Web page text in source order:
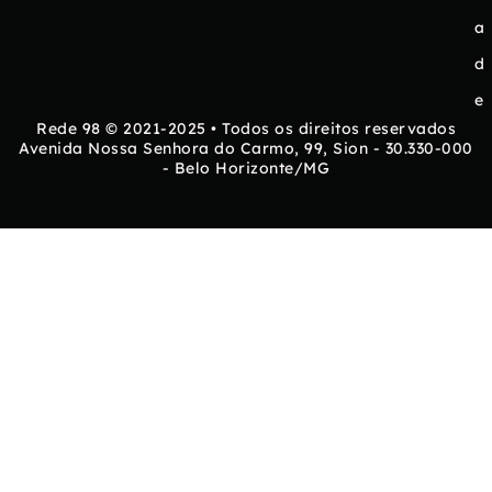
a
d
e
Rede 98 © 2021-2025 • Todos os direitos reservados
Avenida Nossa Senhora do Carmo, 99, Sion - 30.330-000
- Belo Horizonte/MG